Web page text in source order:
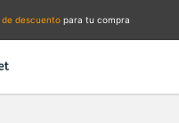
de descuento para tu compra